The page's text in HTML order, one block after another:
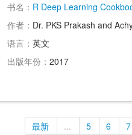
书名： R Deep Learning
作者： Dr. PKS Prakash and
语言： 英文
出版年份： 2017
最新 ... 5 6 7